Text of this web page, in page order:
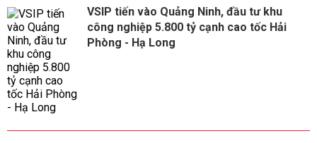
VSIP tiến vào Quảng Ninh, đầu tư khu
công nghiệp 5.800 tỷ cạnh cao tốc Hải
Phòng - Hạ Long